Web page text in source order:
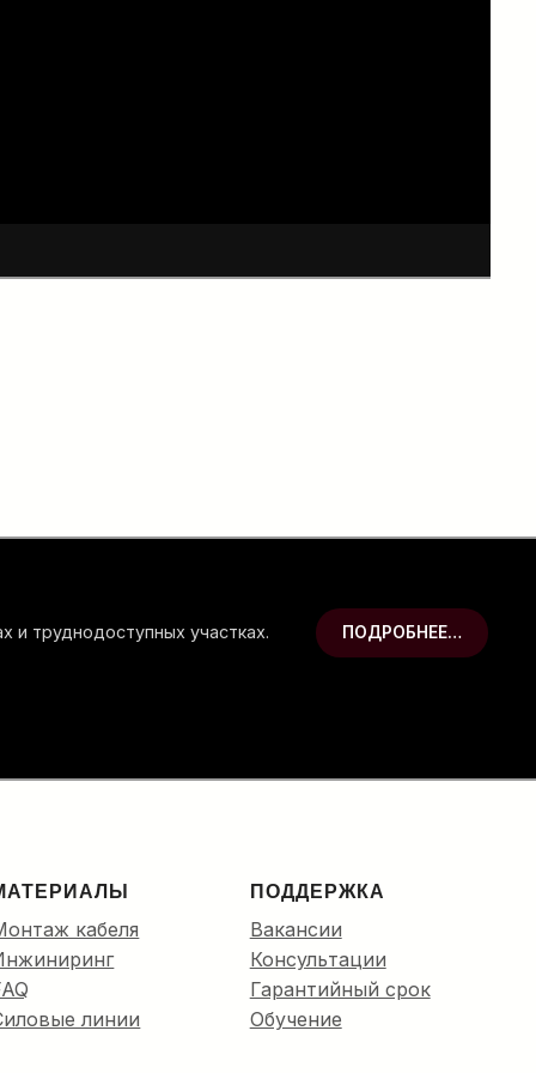
кабельную канализацию до
кабеля
линии
ПОДДЕРЖКА
Вакансии
Консультации
Гарантийный срок
Обучение